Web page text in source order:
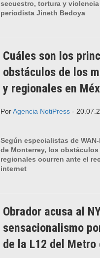
secuestro, tortura y
periodista Jineth Bedoya
Cuáles son los
obstáculos de los
y regionales en
PorAgencia NotiPress -
Según especialistas de
de Monterrey, los
regionales ocurren ante el
internet
Obrador acusa al
sensacionalismo
de la L12 del Metro